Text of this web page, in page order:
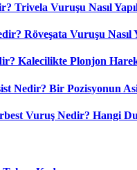
Trivela Vuruşu Nasıl
Röveşata Vuruşu Nasıl
Kalecilikte Plonjon
Nedir? Bir Pozisyonun
Vuruş Nedir? Hangi